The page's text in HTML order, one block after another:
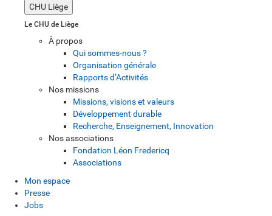
CHU Liège
Le CHU de Liège
À propos
Qui sommes-nous ?
Organisation générale
Rapports d’Activités
Nos missions
Missions, visions et valeurs
Développement durable
Recherche, Enseignement, Innovation
Nos associations
Fondation Léon Fredericq
Associations
Mon espace
Presse
Jobs